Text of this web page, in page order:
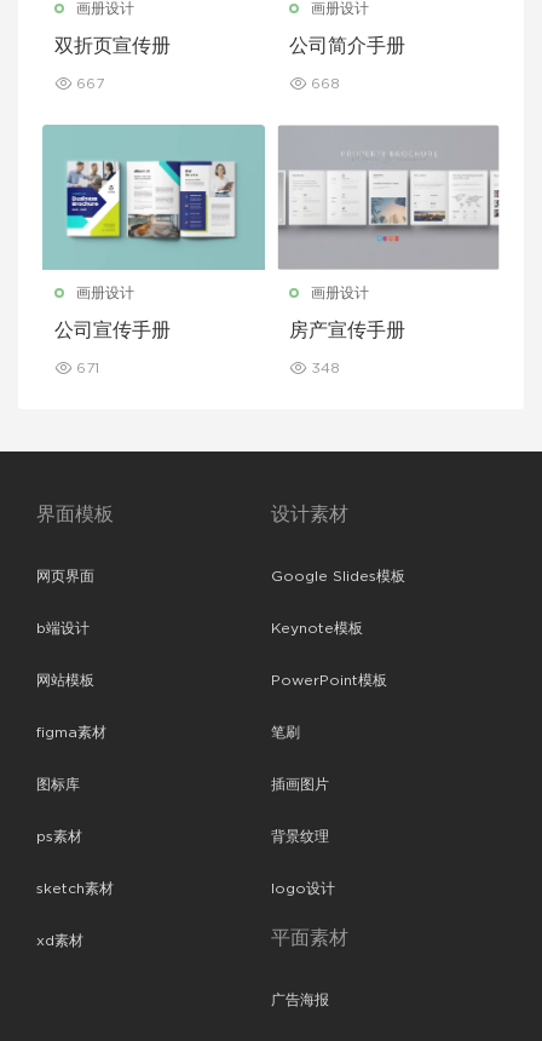
画册设计
双折页宣传册
667
画册设计
公司简介手册
668
画册设计
公司宣传手册
671
画册设计
房产宣传手册
348
界面模板
网页界面
b端设计
网站模板
figma素材
图标库
ps素材
sketch素材
xd素材
设计素材
Google Slides模板
Keynote模板
PowerPoint模板
笔刷
插画图片
背景纹理
logo设计
平面素材
广告海报